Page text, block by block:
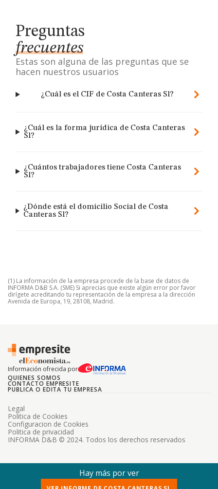
Preguntas
frecuentes
Estas son alguna de las preguntas que se
hacen nuestros usuarios
¿Cuál es el CIF de Costa Canteras Sl?
¿Cuál es la forma jurídica de Costa Canteras
Sl?
¿Cuántos trabajadores tiene Costa Canteras
Sl?
¿Dónde está el domicilio Social de Costa
Canteras Sl?
(1) La información de la empresa procede de la base de datos de
INFORMA D&B S.A. (SME) Si aprecias que existe algún error por favor
dirígete acreditando tu representación de la empresa a la dirección
Avenida de Europa, 19, 28108, Madrid.
Información ofrecida por
QUIENES SOMOS
CONTACTO EMPRESITE
PUBLICA O EDITA TU EMPRESA
INFORMA D&B © 2024. Todos los derechos reservados
Legal
Politica de Cookies
Configuracion de Cookies
Politica de privacidad
Hay más por ver